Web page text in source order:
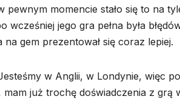
pewnym momencie stało się to na
wcześniej jego gra pełna była
gem prezentował się coraz lepiej.
w Anglii, w Londynie, więc
już trochę doświadczenia z grą